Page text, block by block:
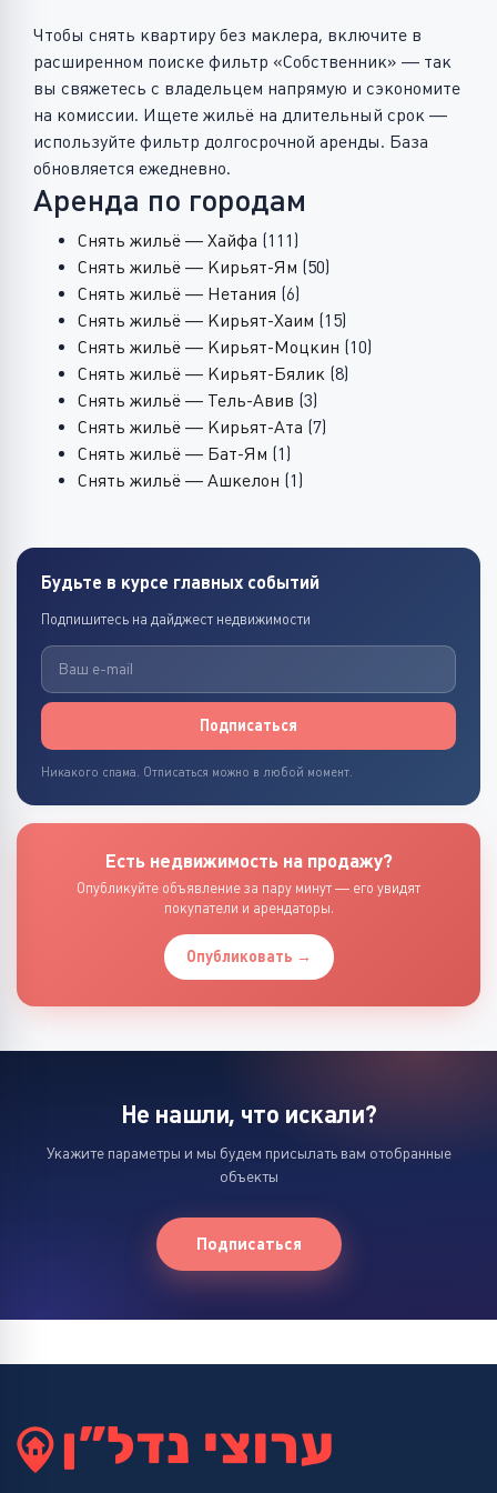
Чтобы снять квартиру без маклера, включите в
расширенном поиске фильтр «Собственник» — так
вы свяжетесь с владельцем напрямую и сэкономите
на комиссии. Ищете жильё на длительный срок —
используйте фильтр долгосрочной аренды. База
обновляется ежедневно.
Аренда по городам
Снять жильё — Хайфа (111)
Снять жильё — Кирьят-Ям (50)
Снять жильё — Нетания (6)
Снять жильё — Кирьят-Хаим (15)
Снять жильё — Кирьят-Моцкин (10)
Снять жильё — Кирьят-Бялик (8)
Снять жильё — Тель-Авив (3)
Снять жильё — Кирьят-Ата (7)
Снять жильё — Бат-Ям (1)
Снять жильё — Ашкелон (1)
Будьте в курсе главных событий
Подпишитесь на дайджест недвижимости
Подписаться
Никакого спама. Отписаться можно в любой момент.
Есть недвижимость на продажу?
Опубликуйте объявление за пару минут — его увидят
покупатели и арендаторы.
Опубликовать →
Не нашли, что искали?
Укажите параметры и мы будем присылать вам отобранные
объекты
Подписаться